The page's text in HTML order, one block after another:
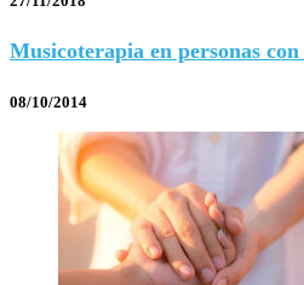
Musicoterapia en personas con
08/10/2014